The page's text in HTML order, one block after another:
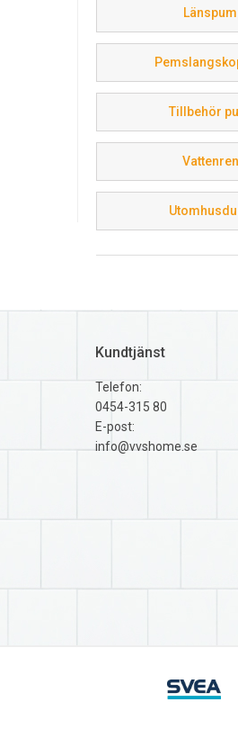
Tillbehör
Kundtjänst
Telefon:
0454-315 80
E-post:
info@vvshome.se